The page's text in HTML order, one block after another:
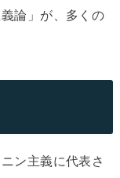
論」が、多くの
ン主義に代表さ